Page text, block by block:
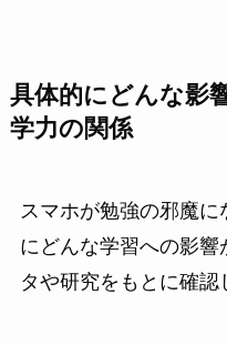
具体的にどんな影
学力の関係
スマホが勉強の邪魔
にどんな学習への影
タや研究をもとに確認